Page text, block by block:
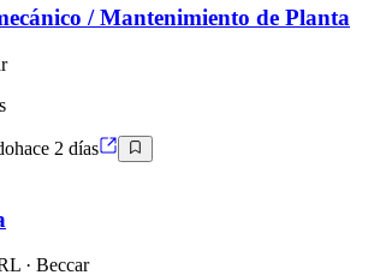
/ Mantenimiento de Planta
hace 2 días
· Beccar